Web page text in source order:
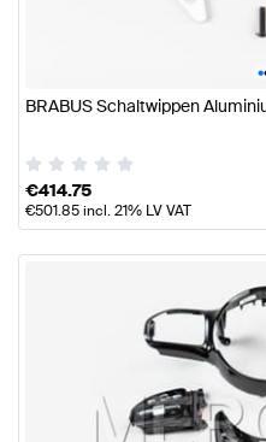
•
BRABUS Schaltwippen
€414.75
€501.85incl. 21% LV VAT